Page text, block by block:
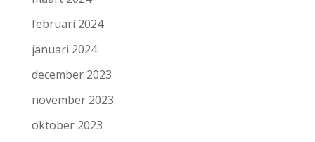
februari 2024
januari 2024
december 2023
november 2023
oktober 2023